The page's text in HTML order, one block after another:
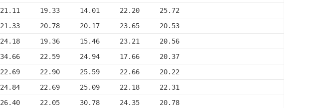
21.11     19.33     14.01     22.20     25.72
21.33     20.78     20.17     23.65     20.53
24.18     19.36     15.46     23.21     20.56
34.66     22.59     24.94     17.66     20.37
22.69     22.90     25.59     22.66     20.22
24.84     22.69     25.09     22.18     22.31
26.40     22.05     30.78     24.35     20.78